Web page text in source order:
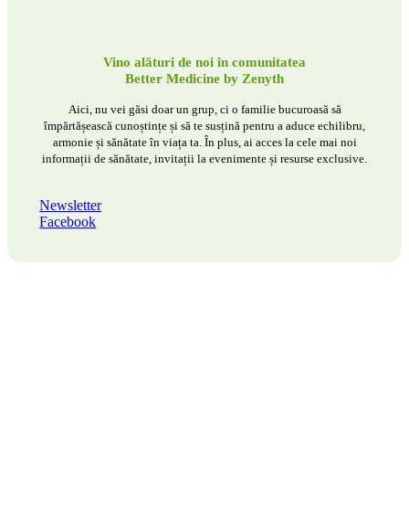
Vino alături de noi în comunitatea
Better Medicine by Zenyth
Aici, nu vei găsi doar un grup, ci o familie bucuroasă să
împărtășească cunoștințe și să te susțină pentru a aduce echilibru,
armonie și sănătate în viața ta. În plus, ai acces la cele mai noi
informații de sănătate, invitații la evenimente și resurse exclusive.
Newsletter
Facebook